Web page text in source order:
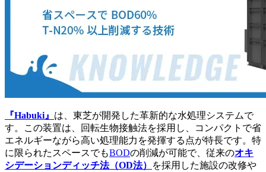
『Habuki』 は、東芝が開発した革新的な水処理システムで
す。この装置は、回転生物接触法を採用し、コンパクトで省
エネルギーながら高い処理能力を発揮する点が特長です。特
に限られたスペースでもBODの削減が可能で、従来のオキ
シデーションディッチ法（OD法）
を採用した施設の改修や